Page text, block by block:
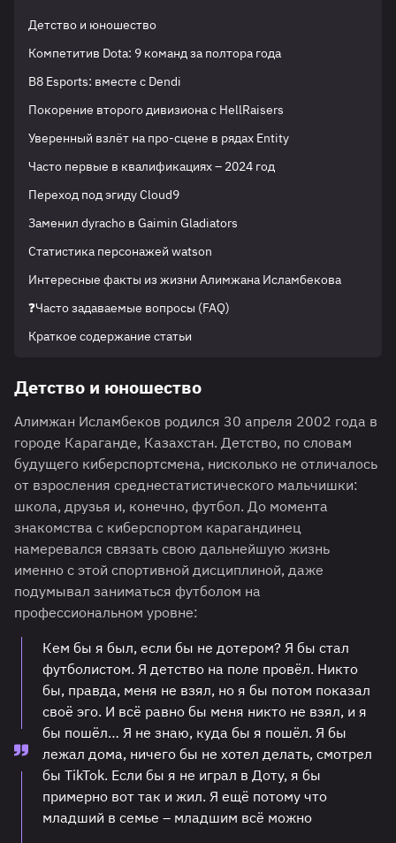
Детство и юношество
Компетитив Dota: 9 команд за полтора года
В8 Esports: вместе с Dendi
Покорение второго дивизиона с HellRaisers
Уверенный взлёт на про-сцене в рядах Entity
Часто первые в квалификациях – 2024 год
Переход под эгиду Cloud9
Заменил dyracho в Gaimin Gladiators
Статистика персонажей watson
Интересные факты из жизни Алимжана Исламбекова
❓Часто задаваемые вопросы (FAQ)
Краткое содержание статьи
Детство и юношество
Алимжан Исламбеков родился 30 апреля 2002 года в
городе Караганде, Казахстан. Детство, по словам
будущего киберспортсмена, нисколько не отличалось
от взросления среднестатистического мальчишки:
школа, друзья и, конечно, футбол. До момента
знакомства с киберспортом карагандинец
намеревался связать свою дальнейшую жизнь
именно с этой спортивной дисциплиной, даже
подумывал заниматься футболом на
профессиональном уровне:
Кем бы я был, если бы не дотером? Я бы стал
футболистом. Я детство на поле провёл. Никто
бы, правда, меня не взял, но я бы потом показал
своё эго. И всё равно бы меня никто не взял, и я
бы пошёл… Я не знаю, куда бы я пошёл. Я бы
лежал дома, ничего бы не хотел делать, смотрел
бы TikTok. Если бы я не играл в Доту, я бы
примерно вот так и жил. Я ещё потому что
младший в семье – младшим всё можно